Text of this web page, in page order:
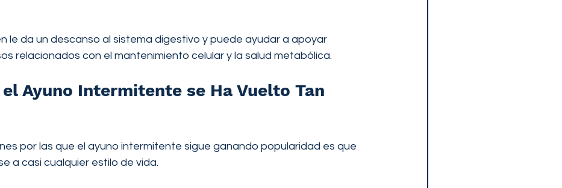
le da un descanso al sistema digestivo y puede ayudar a apoyar
relacionados con el mantenimiento celular y la salud metabólica.
el Ayuno Intermitente se Ha Vuelto Tan
por las que el ayuno intermitente sigue ganando popularidad es que
a casi cualquier estilo de vida.